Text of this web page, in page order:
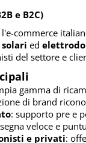
e B2C)
l'e-commerce
ed
del settore e
gamma di
di brand
: supporto pre e
veloce e
e privati: